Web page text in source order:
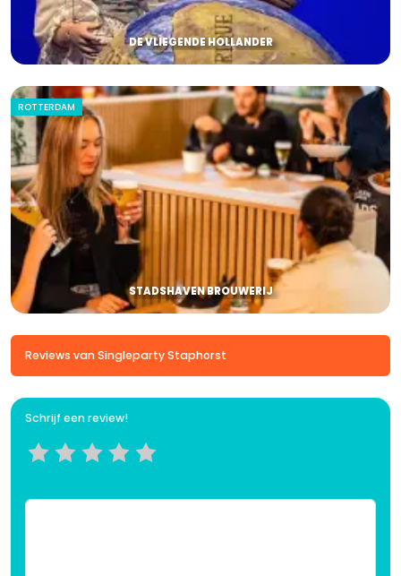
DE VLIEGENDE HOLLANDER
ROTTERDAM
STADSHAVEN BROUWERIJ
Reviews van Singleparty Staphorst
Schrijf een review!